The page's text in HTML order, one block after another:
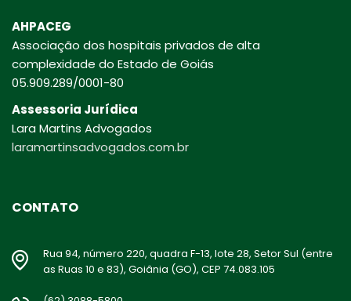
AHPACEG
Associação dos hospitais privados de alta
complexidade do Estado de Goiás
05.909.289/0001-80
Assessoria Jurídica
Lara Martins Advogados
laramartinsadvogados.com.br
CONTATO
Rua 94, número 220, quadra F-13, lote 28, Setor Sul (entre
as Ruas 10 e 83), Goiânia (GO), CEP 74.083.105